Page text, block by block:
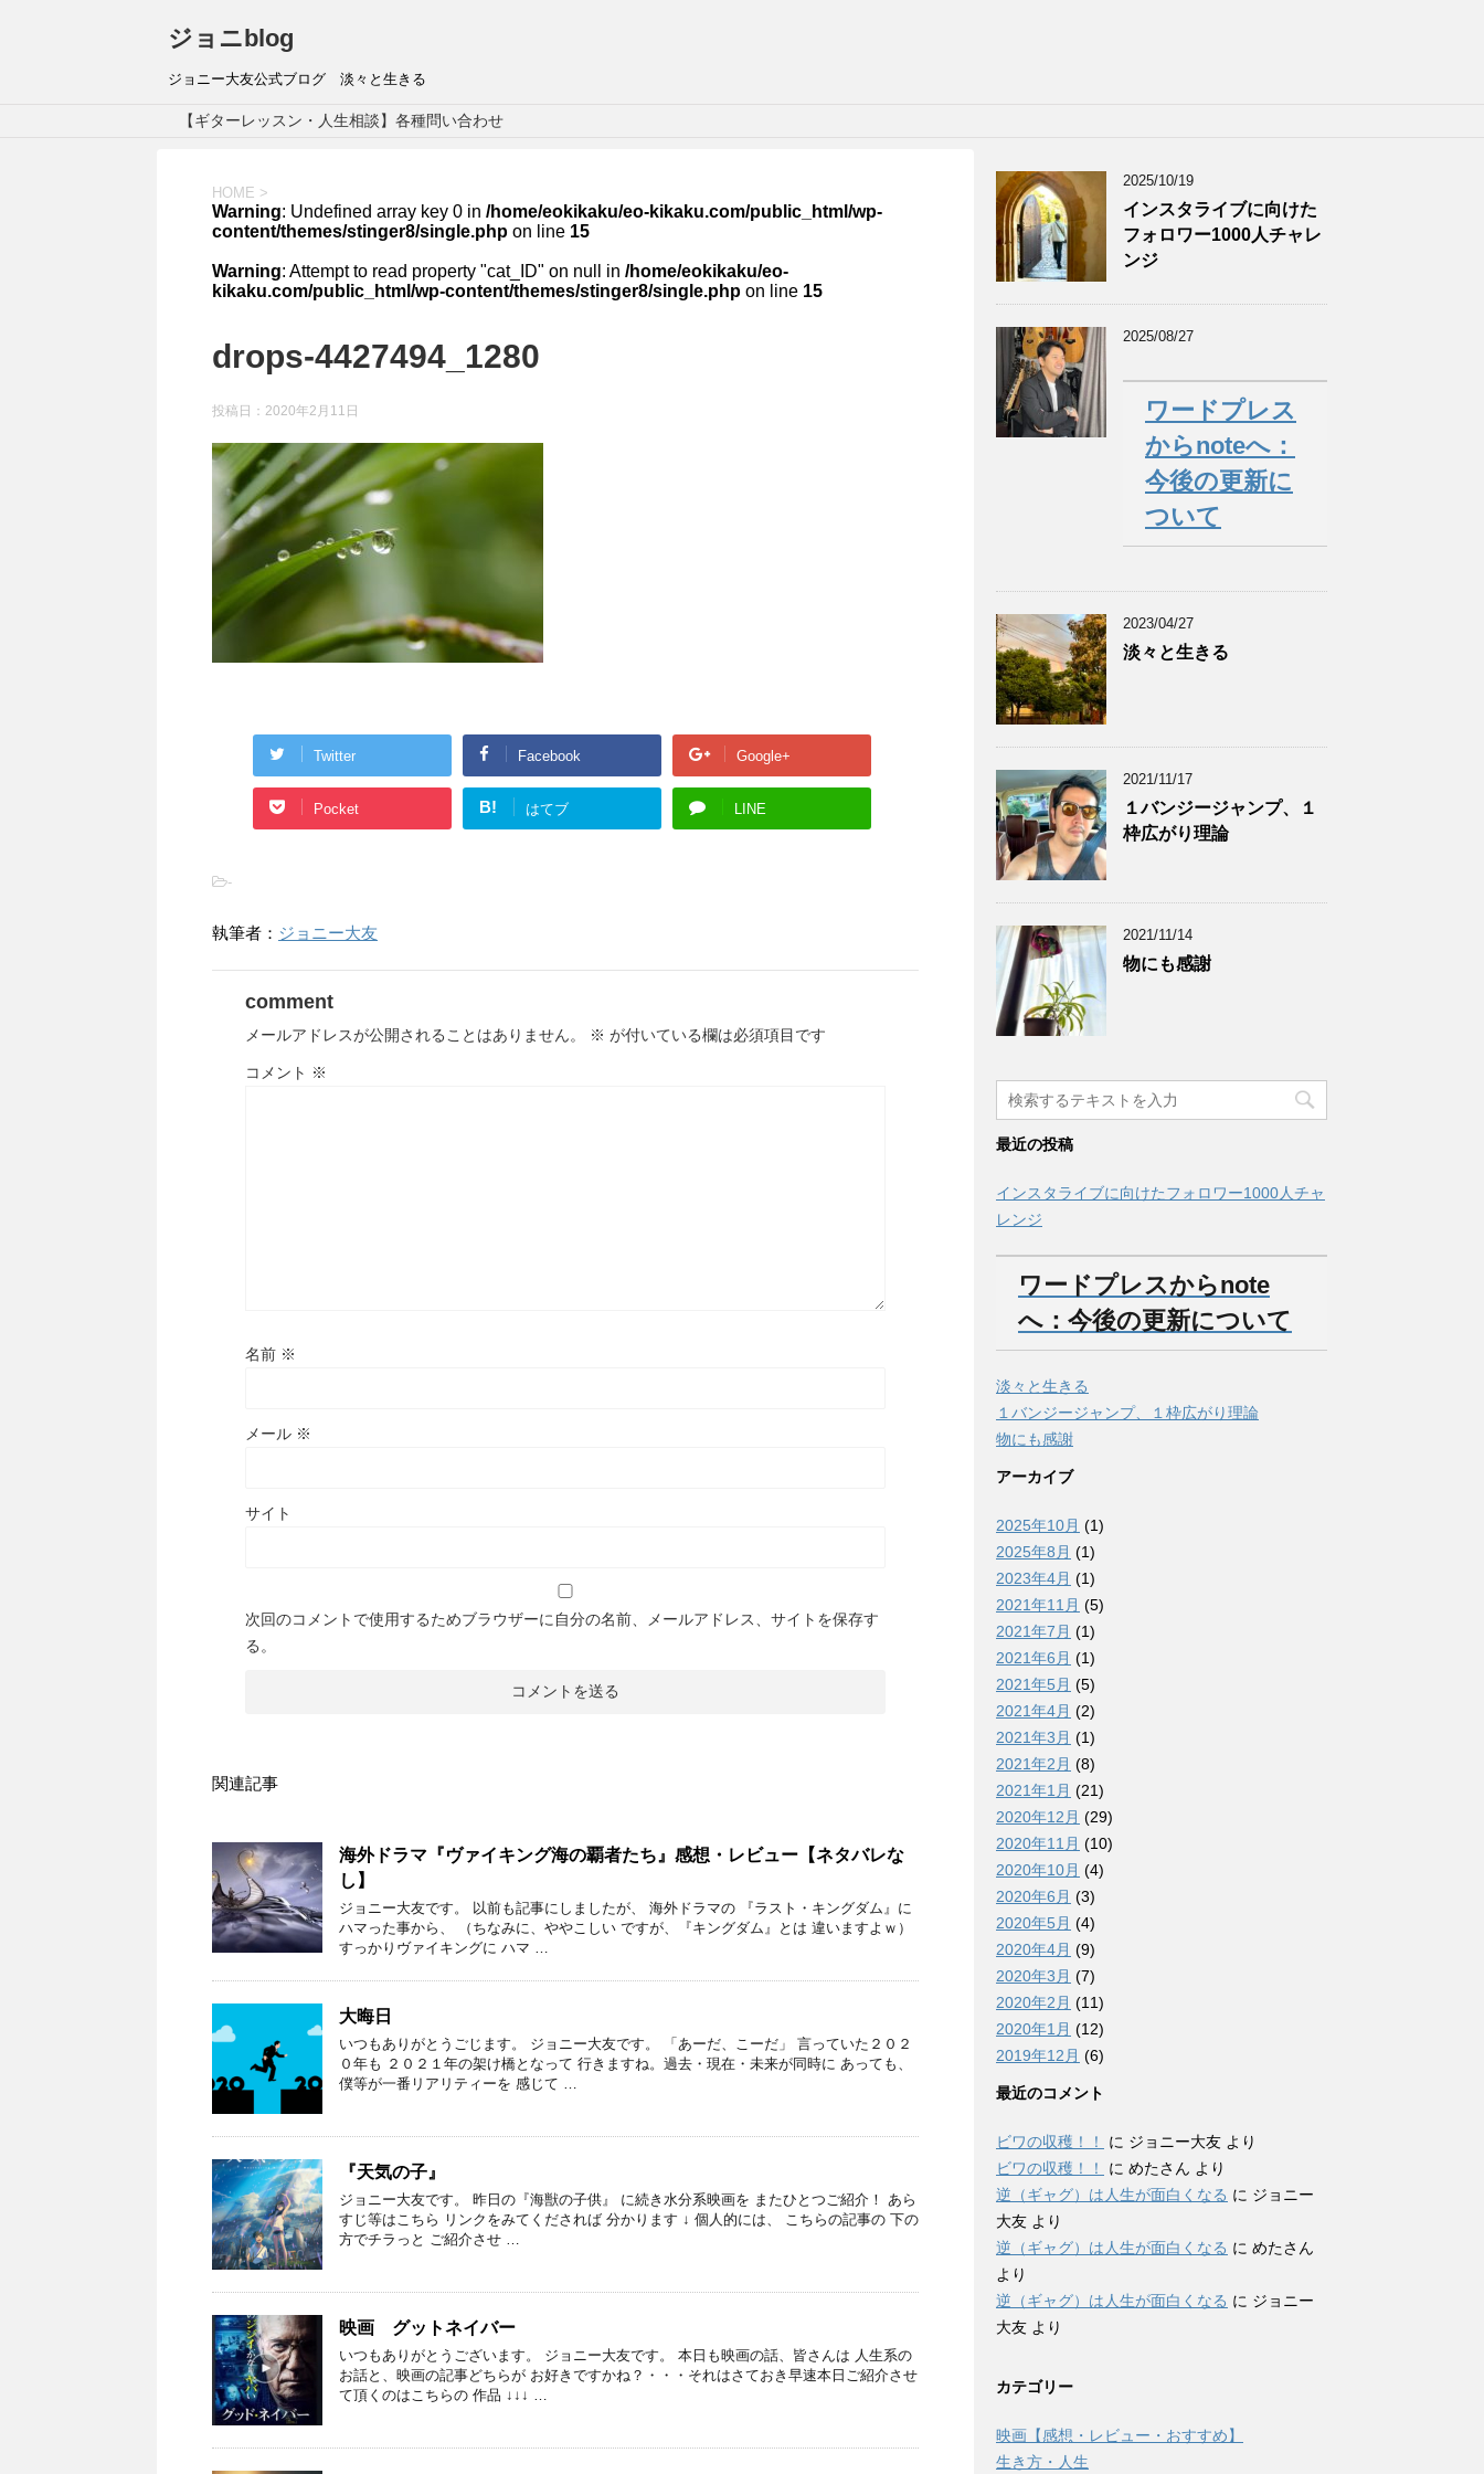
ジョニblog
ジョニー大友公式ブログ 淡々と生きる
【ギターレッスン・人生相談】各種問い合わせ
HOME >
Warning: Undefined array key 0 in /home/eokikaku/eo-kikaku.com/public_html/wp-
content/themes/stinger8/single.php on line 15
Warning: Attempt to read property "cat_ID" on null in /home/eokikaku/eo-
kikaku.com/public_html/wp-content/themes/stinger8/single.php on line 15
drops-4427494_1280
投稿日： 2020年2月11日
Twitter Facebook Google+
Pocket B! はてブ LINE
-
執筆者： ジョニー大友
comment
メールアドレスが公開されることはありません。 ※ が付いている欄は必須項目です
コメント ※
名前 ※
メール ※
サイト
次回のコメントで使用するためブラウザーに自分の名前、メールアドレス、サイトを保存す
る。
関連記事
海外ドラマ『ヴァイキング海の覇者たち』感想・レビュー【ネタバレな
し】
ジョニー大友です。 以前も記事にしましたが、 海外ドラマの 『ラスト・キングダム』に
ハマった事から、 （ちなみに、ややこしい ですが、『キングダム』とは 違いますよｗ）
すっかりヴァイキングに ハマ …
大晦日
いつもありがとうごじます。 ジョニー大友です。 「あーだ、こーだ」 言っていた２０２
０年も ２０２１年の架け橋となって 行きますね。過去・現在・未来が同時に あっても、
僕等が一番リアリティーを 感じて …
『天気の子』
ジョニー大友です。 昨日の『海獣の子供』 に続き水分系映画を またひとつご紹介！ あら
すじ等はこちら リンクをみてくだされば 分かります ↓ 個人的には、 こちらの記事の 下の
方でチラっと ご紹介させ …
映画 グットネイバー
いつもありがとうございます。 ジョニー大友です。 本日も映画の話、皆さんは 人生系の
お話と、映画の記事どちらが お好きですかね？・・・それはさておき早速本日ご紹介させ
て頂くのはこちらの 作品 ↓↓↓ …
2025/10/19
インスタライブに向けた
フォロワー1000人チャレ
ンジ
2025/08/27
ワードプレス
からnoteへ：
今後の更新に
ついて
2023/04/27
淡々と生きる
2021/11/17
１バンジージャンプ、１
枠広がり理論
2021/11/14
物にも感謝
最近の投稿
インスタライブに向けたフォロワー1000人チャ
レンジ
ワードプレスからnote
へ：今後の更新について
淡々と生きる
１バンジージャンプ、１枠広がり理論
物にも感謝
アーカイブ
2025年10月 (1)
2025年8月 (1)
2023年4月 (1)
2021年11月 (5)
2021年7月 (1)
2021年6月 (1)
2021年5月 (5)
2021年4月 (2)
2021年3月 (1)
2021年2月 (8)
2021年1月 (21)
2020年12月 (29)
2020年11月 (10)
2020年10月 (4)
2020年6月 (3)
2020年5月 (4)
2020年4月 (9)
2020年3月 (7)
2020年2月 (11)
2020年1月 (12)
2019年12月 (6)
最近のコメント
ビワの収穫！！ に ジョニー大友 より
ビワの収穫！！
に めたさん より
逆（ギャグ）は人生が面白くなる に ジョニー
大友 より
逆（ギャグ）は人生が面白くなる に めたさん
より
逆（ギャグ）は人生が面白くなる に ジョニー
大友 より
カテゴリー
映画【感想・レビュー・おすすめ】
生き方・人生